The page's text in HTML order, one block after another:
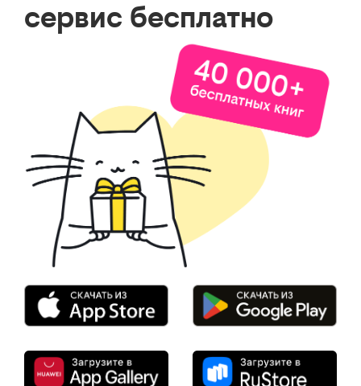
сервис бесплатно